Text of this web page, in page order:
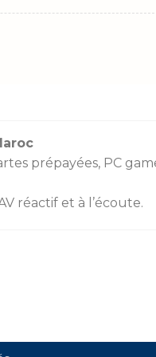
30W pour une
prépayées, PC
réactif et à l’écoute.